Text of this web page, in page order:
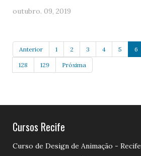
outubro. 09, 2019
Anterior 1 2 3 4 5 6
128 129 Próxima
Cursos Recife
Curso de Design de Animação - Recife